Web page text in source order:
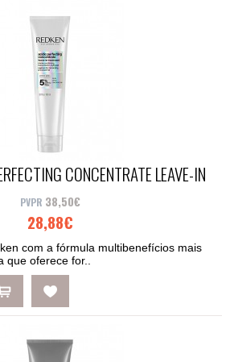
CONCENTRATE LEAVE-IN
150ML
38,50€
28,88€
com a fórmula multibenefícios mais
oferece for..